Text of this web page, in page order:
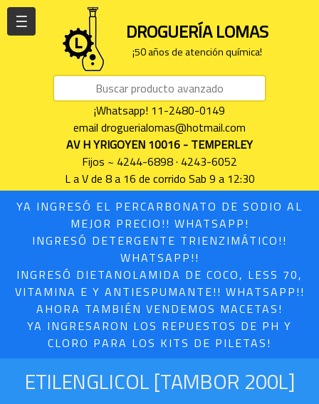
DROGUERÍA LOMAS
¡50 años de atención química!
¡Whatsapp! 11-2480-0149
email droguerialomas@hotmail.com
AV H YRIGOYEN 10016 - TEMPERLEY
Fijos ~ 4244-6898 · 4243-6052
L a V de 8 a 16 de corrido Sab 9 a 12:30
YA INGRESÓ EL PERCARBONATO DE SODIO AL
MEJOR PRECIO!! WHATSAPP!
INGRESÓ DETERGENTE TRIENZIMÁTICO!!
WHATSAPP!!
INGRESÓ DIETANOLAMIDA DE COCO, LESS 70,
VITAMINA E Y ANTIESPUMANTE!! WHATSAPP!!
AHORA TAMBIÉN VENDEMOS MACETAS!
YA INGRESARON LOS REPUESTOS DE PH Y
CLORO PARA LOS KITS DE PILETAS!
| | |
ETILENGLICOL [TAMBOR 200L]